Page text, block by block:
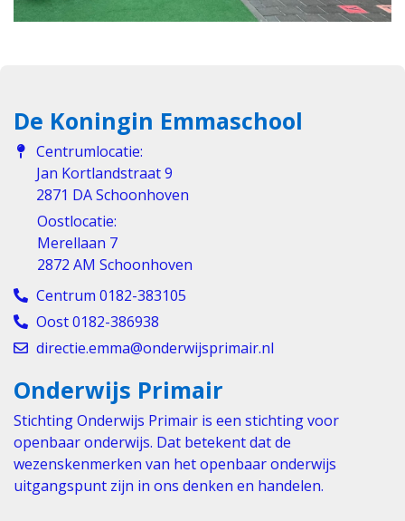
De Koningin Emmaschool
Centrumlocatie:
Jan Kortlandstraat 9
2871 DA Schoonhoven
Oostlocatie:
Merellaan 7
2872 AM Schoonhoven
Centrum 0182-383105
Oost 0182-386938
directie.emma@onderwijsprimair.nl
Onderwijs Primair
Stichting Onderwijs Primair is een stichting voor
openbaar onderwijs. Dat betekent dat de
wezenskenmerken van het openbaar onderwijs
uitgangspunt zijn in ons denken en handelen.